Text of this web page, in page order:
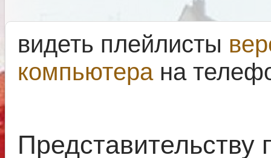
видеть плейлисты
компьютерана
Представительству